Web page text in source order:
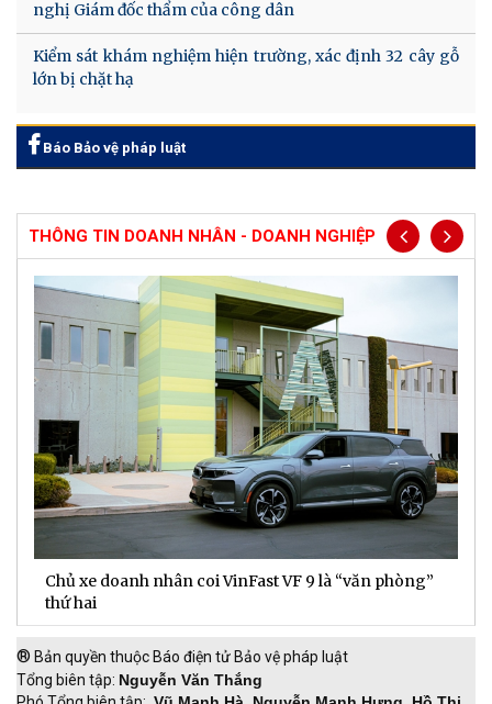
nghị Giám đốc thẩm của công dân
Kiểm sát khám nghiệm hiện trường, xác định 32 cây gỗ
lớn bị chặt hạ
Báo Bảo vệ pháp luật
THÔNG TIN DOANH NHÂN - DOANH NGHIỆP
Chủ xe doanh nhân coi VinFast VF 9 là “văn phòng”
thứ hai
® Bản quyền thuộc Báo điện tử Bảo vệ pháp luật
Tổng biên tập: Nguyễn Văn Thắng